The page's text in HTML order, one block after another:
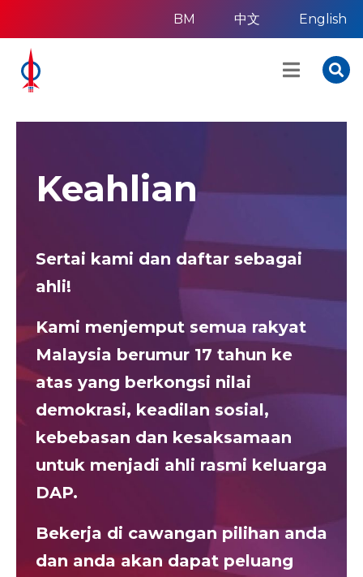
BM 中文 English
Keahlian
Sertai kami dan daftar sebagai
ahli!
Kami menjemput semua rakyat
Malaysia berumur 17 tahun ke
atas yang berkongsi nilai
demokrasi, keadilan sosial,
kebebasan dan kesaksamaan
untuk menjadi ahli rasmi keluarga
DAP.
Bekerja di cawangan pilihan anda
dan anda akan dapat peluang